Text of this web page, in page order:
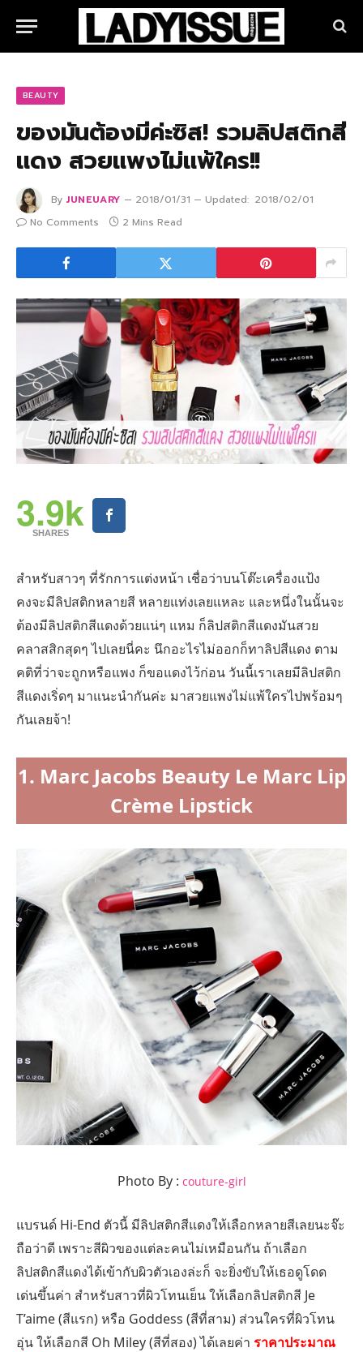
BEAUTY
ของมันต้องมีค่ะซิส! รวมลิปสติกสี
แดง สวยแพงไม่แพ้ใคร!!
By JUNEUARY 2018/01/31 Updated: 2018/02/01
No Comments
2 Mins Read
3.9k
SHARES
สำหรับสาวๆ ที่รักการแต่งหน้า เชื่อว่าบนโต๊ะเครื่องแป้ง
คงจะมีลิปสติกหลายสี หลายแท่งเลยแหละ และหนึ่งในนั้นจะ
ต้องมีลิปสติกสีแดงด้วยแน่ๆ แหม ก็ลิปสติกสีแดงมันสวย
คลาสสิกสุดๆ ไปเลยนี่คะ นึกอะไรไม่ออกก็ทาลิปสีแดง ตาม
คติที่ว่าจะถูกหรือแพง ก็ขอแดงไว้ก่อน วันนี้เราเลยมีลิปสติก
สีแดงเริ่ดๆ มาแนะนำกันค่ะ มาสวยแพงไม่แพ้ใครไปพร้อมๆ
กันเลยจ้า!
1. Marc Jacobs Beauty Le Marc Lip
Crème Lipstick
Photo By : couture-girl
แบรนด์ Hi-End ตัวนี้ มีลิปสติกสีแดงให้เลือกหลายสีเลยนะจ๊ะ
ถือว่าดี เพราะสีผิวของแต่ละคนไม่เหมือนกัน ถ้าเลือก
ลิปสติกสีแดงได้เข้ากับผิวตัวเองล่ะก็ จะยิ่งขับให้เธอดูโดด
เด่นขึ้นค่า สำหรับสาวที่ผิวโทนเย็น ให้เลือกลิปสติกสี Je
T’aime (สีแรก) หรือ Goddess (สีที่สาม) ส่วนใครที่ผิวโทน
อุ่น ให้เลือกสี Oh Miley (สีที่สอง) ได้เลยค่า ราคาประมาณ